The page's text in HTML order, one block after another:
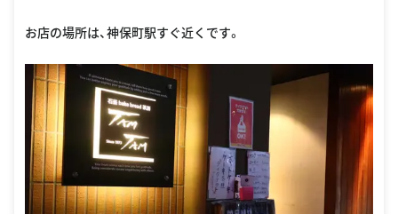
お店の場所は、神保町駅すぐ近くです。